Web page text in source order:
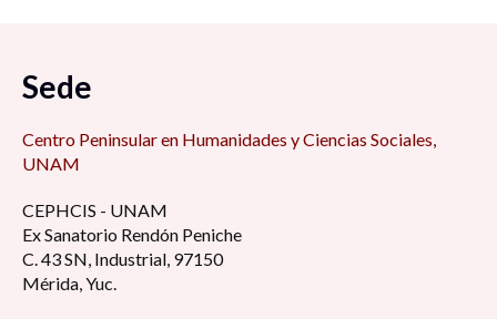
Sede
Centro Peninsular en Humanidades y Ciencias Sociales,
UNAM
CEPHCIS - UNAM
Ex Sanatorio Rendón Peniche
C. 43 SN, Industrial, 97150
Mérida, Yuc.